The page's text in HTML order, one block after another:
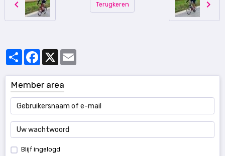
Terugkeren
PartagerFacebook
Member area
Blijf ingelogd